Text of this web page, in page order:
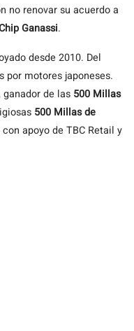
no renovar su acuerdo a
Ganassi.
desde 2010. Del
por motores japoneses.
ganador de las 500 Millas
500 Millas de
apoyo de TBC Retail y